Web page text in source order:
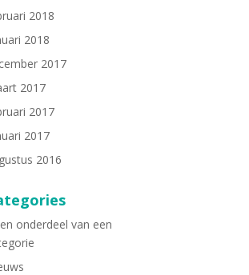
2018
2018
2017
2017
2017
2017
2016
onderdeel van een